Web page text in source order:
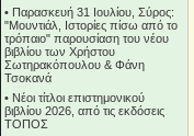
• Παρασκευή 31 Ιουλίου, Σύρος:
"Μουντιάλ, Ιστορίες πίσω από το
τρόπαιο" παρουσίαση του νέου
βιβλίου των Χρήστου
Σωτηρακόπουλου & Φάνη
Τσοκανά
• Νέοι τίτλοι επιστημονικού
βιβλίου 2026, από τις εκδόσεις
ΤΟΠΟΣ